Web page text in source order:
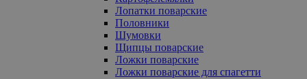
Лопатки поварские
Половники
Шумовки
Щипцы поварские
Ложки поварские
Ложки поварские для спагетти